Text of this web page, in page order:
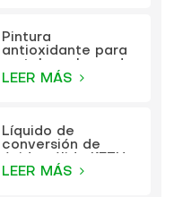
Pintura
antioxidante para
agua KEZU (pintura
LEER MÁS
Líquido de
conversión de
(imprimación
LEER MÁS